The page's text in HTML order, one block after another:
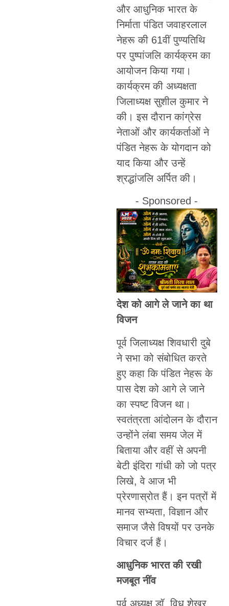
और आधुनिक भारत के
निर्माता पंडित जवाहरलाल
नेहरू की 61वीं पुण्यतिथि
पर पुष्पांजलि कार्यक्रम का
आयोजन किया गया।
कार्यक्रम की अध्यक्षता
जिलाध्यक्ष सुशील कुमार ने
की। इस दौरान कांग्रेस
नेताओं और कार्यकर्ताओं ने
पंडित नेहरू के योगदान को
याद किया और उन्हें
श्रद्धांजलि अर्पित की।
- Sponsored -
देश को आगे ले जाने का था
विजन
पूर्व जिलाध्यक्ष शिवधारी दुबे
ने सभा को संबोधित करते
हुए कहा कि पंडित नेहरू के
पास देश को आगे ले जाने
का स्पष्ट विजन था।
स्वतंत्रता आंदोलन के दौरान
उन्होंने लंबा समय जेल में
बिताया और वहीं से अपनी
बेटी इंदिरा गांधी को जो पत्र
लिखे, वे आज भी
प्रेरणास्रोत हैं। इन पत्रों में
मानव सभ्यता, विज्ञान और
समाज जैसे विषयों पर उनके
विचार दर्ज हैं।
आधुनिक भारत की रखी
मजबूत नींव
पूर्व अध्यक्ष डॉ. विधु शेखर